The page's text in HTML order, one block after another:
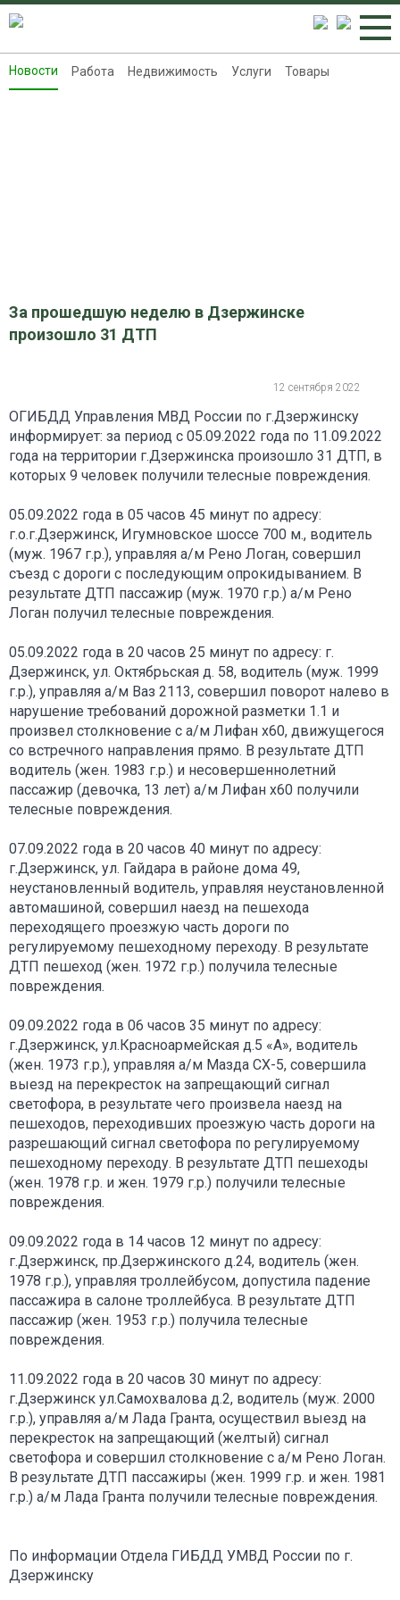
Новости
Новости Работа Недвижимость Услуги Товары
За прошедшую неделю в Дзержинске
произошло 31 ДТП
12 сентября 2022
ОГИБДД Управления МВД России по г.Дзержинску
информирует: за период с 05.09.2022 года по 11.09.2022
года на территории г.Дзержинска произошло 31 ДТП, в
которых 9 человек получили телесные повреждения.
05.09.2022 года в 05 часов 45 минут по адресу:
г.о.г.Дзержинск, Игумновское шоссе 700 м., водитель
(муж. 1967 г.р.), управляя а/м Рено Логан, совершил
съезд с дороги с последующим опрокидыванием. В
результате ДТП пассажир (муж. 1970 г.р.) а/м Рено
Логан получил телесные повреждения.
05.09.2022 года в 20 часов 25 минут по адресу: г.
Дзержинск, ул. Октябрьская д. 58, водитель (муж. 1999
г.р.), управляя а/м Ваз 2113, совершил поворот налево в
нарушение требований дорожной разметки 1.1 и
произвел столкновение с а/м Лифан х60, движущегося
со встречного направления прямо. В результате ДТП
водитель (жен. 1983 г.р.) и несовершеннолетний
пассажир (девочка, 13 лет) а/м Лифан х60 получили
телесные повреждения.
07.09.2022 года в 20 часов 40 минут по адресу:
г.Дзержинск, ул. Гайдара в районе дома 49,
неустановленный водитель, управляя неустановленной
автомашиной, совершил наезд на пешехода
переходящего проезжую часть дороги по
регулируемому пешеходному переходу. В результате
ДТП пешеход (жен. 1972 г.р.) получила телесные
повреждения.
09.09.2022 года в 06 часов 35 минут по адресу:
г.Дзержинск, ул.Красноармейская д.5 «А», водитель
(жен. 1973 г.р.), управляя а/м Мазда СХ-5, совершила
выезд на перекресток на запрещающий сигнал
светофора, в результате чего произвела наезд на
пешеходов, переходивших проезжую часть дороги на
разрешающий сигнал светофора по регулируемому
пешеходному переходу. В результате ДТП пешеходы
(жен. 1978 г.р. и жен. 1979 г.р.) получили телесные
повреждения.
09.09.2022 года в 14 часов 12 минут по адресу:
г.Дзержинск, пр.Дзержинского д.24, водитель (жен.
1978 г.р.), управляя троллейбусом, допустила падение
пассажира в салоне троллейбуса. В результате ДТП
пассажир (жен. 1953 г.р.) получила телесные
повреждения.
11.09.2022 года в 20 часов 30 минут по адресу:
г.Дзержинск ул.Самохвалова д.2, водитель (муж. 2000
г.р.), управляя а/м Лада Гранта, осуществил выезд на
перекресток на запрещающий (желтый) сигнал
светофора и совершил столкновение с а/м Рено Логан.
В результате ДТП пассажиры (жен. 1999 г.р. и жен. 1981
г.р.) а/м Лада Гранта получили телесные повреждения.
По информации Отдела ГИБДД УМВД России по г.
Дзержинску